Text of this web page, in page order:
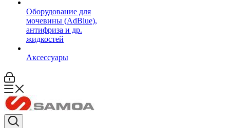
Оборудование для
мочевины (AdBlue),
антифриза и др.
жидкостей
Аксессуары